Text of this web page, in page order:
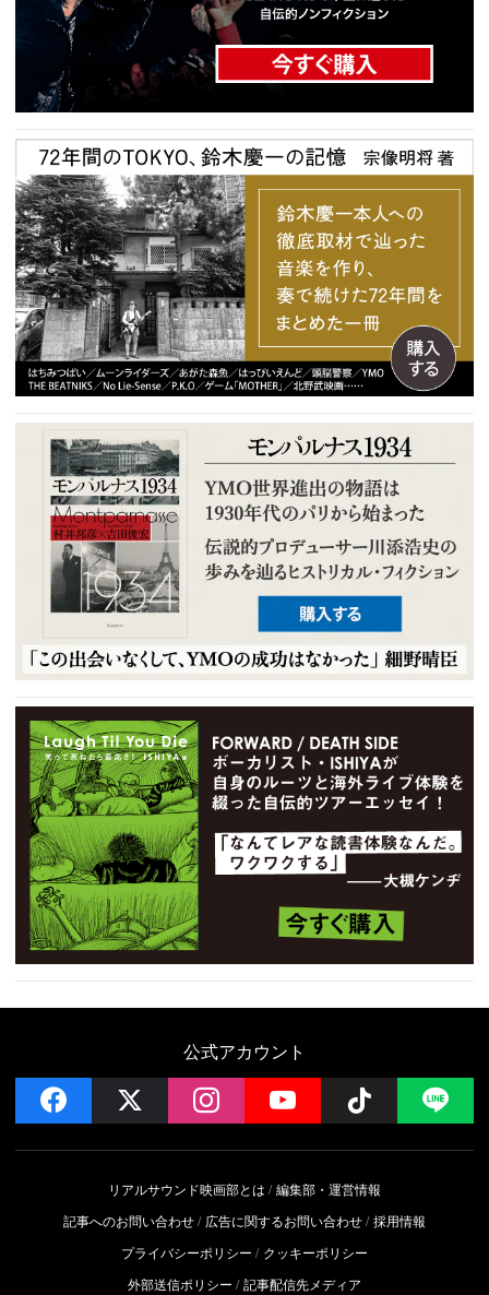
公式アカウント
facebook instagramYouTube Follow
リアルサウンド映画部とは
編集部・運営情報
記事へのお問い合わせ
広告に関するお問い合わせ 採用情報
プライバシーポリシー
クッキーポリシー
外部送信ポリシー
記事配信先メディア